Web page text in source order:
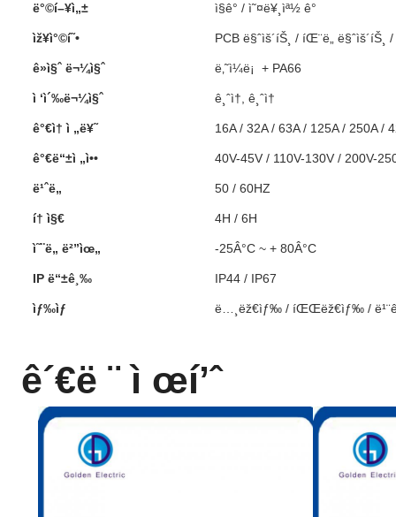
ë°©í–¥ì„± ì§ê° / ì˜¤ë¥¸ìª½ ê°
ìž¥ì°©í˜• PCB ë§ˆìš´íŠ¸ / íŒ¨ë„ ë§ˆìš´íŠ¸ /
ê»ì§ˆ ë¬¼ì§ˆ ë‚˜ì¼ë¡ + PA66
ì ‘ì´‰ë¬¼ì§ˆ ê¸ˆì†, ê¸ˆì†
ê°€ì† ì „ë¥˜ 16A / 32A / 63A / 125A / 250A /
ê°€ë“±ì „ì•• 40V-45V / 110V-130V / 200V-
ë¹ˆë„ 50 / 60HZ
í† ì§€ 4H / 6H
ì˜¨ë„ ë²”ìœ„ -25Â°C ~ + 80Â°C
IP ë“±ê¸‰ IP44 / IP67
ìƒ‰ìƒ ë…¸ëž€ìƒ‰ / íŒŒëž€ìƒ‰ /
ê´€ë ¨ ì œí’ˆ